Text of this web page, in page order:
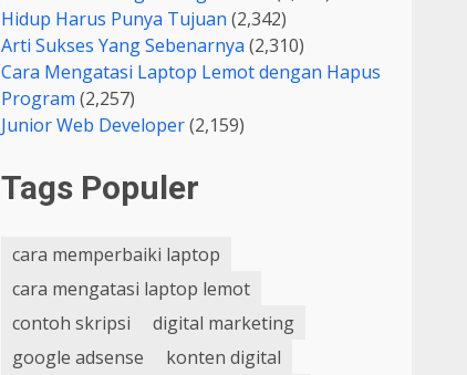
Hidup Harus Punya Tujuan (2,342)
Arti Sukses Yang Sebenarnya (2,310)
Cara Mengatasi Laptop Lemot dengan Hapus
Program (2,257)
Junior Web Developer(2,159)
Tags Populer
cara memperbaiki laptop
cara mengatasi laptop lemot
contoh skripsi
digital marketing
google adsense
konten digital